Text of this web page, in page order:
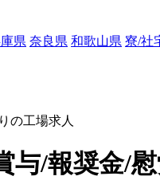
県 奈良県 和歌山県 寮/社
の工場求人
与/報奨金/